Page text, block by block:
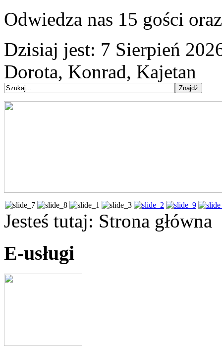
Odwiedza nas 15 gości
Dzisiaj jest: 7 Sierpień
Dorota, Konrad, Kajetan
Jesteś tutaj: Strona główna
E-usługi